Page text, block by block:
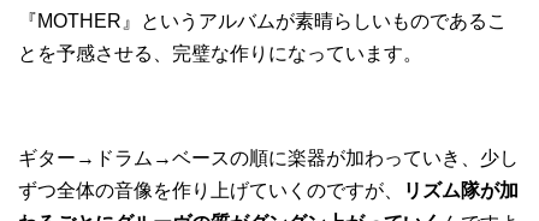
『MOTHER』というアルバムが素晴らしいものであるこ
とを予感させる、完璧な作りになっています。
ギター→ドラム→ベースの順に楽器が加わっていき、少し
ずつ全体の音像を作り上げていくのですが、
リズム隊が加